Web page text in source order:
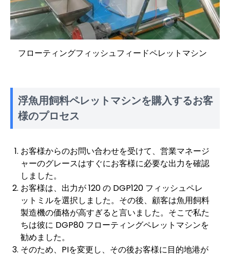
フローティングフィッシュフィードペレットマシン
浮魚用飼料ペレットマシンを購入するお客
様のプロセス
お客様からのお問い合わせを受けて、営業マネージ
ャーのグレースはすぐにお客様に必要な出力を確認
しました。
お客様は、出力が 120 の DGP120 フィッシュペレ
ットミルを選択しました。その後、顧客は魚用飼料
製造機の価格が高すぎると言いました。そこで私た
ちは彼に DGP80 フローティングペレットマシンを
勧めました。
そのため、PIを変更し、その後お客様に目的地港が